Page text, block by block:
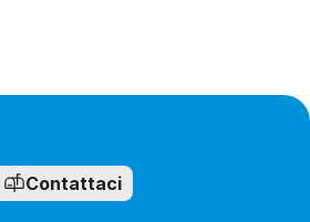
Contattaci